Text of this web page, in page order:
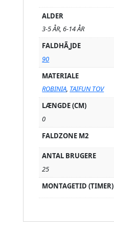
ALDER
3-5 ÅR, 6-14 ÅR
FALDHÃ¸JDE
90
MATERIALE
ROBINIA, TAIFUN TOV
LÆNGDE (CM)
0
FALDZONE M2
ANTAL BRUGERE
25
MONTAGETID (TIMER)